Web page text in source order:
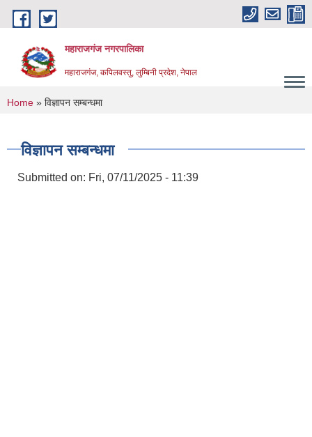
Skip to main content
महाराजगंज नगरपालिका
महाराजगंज, कपिलवस्तु, लुम्बिनी प्रदेश, नेपाल
You are here
Home » विज्ञापन सम्बन्धमा
विज्ञापन सम्बन्धमा
Submitted on: Fri, 07/11/2025 - 11:39